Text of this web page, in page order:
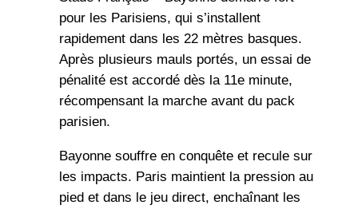
pour les Parisiens, qui s’installent
rapidement dans les 22 mètres basques.
Après plusieurs mauls portés, un essai de
pénalité est accordé dès la 11e minute,
récompensant la marche avant du pack
parisien.
Bayonne souffre en conquête et recule sur
les impacts. Paris maintient la pression au
pied et dans le jeu direct, enchaînant les